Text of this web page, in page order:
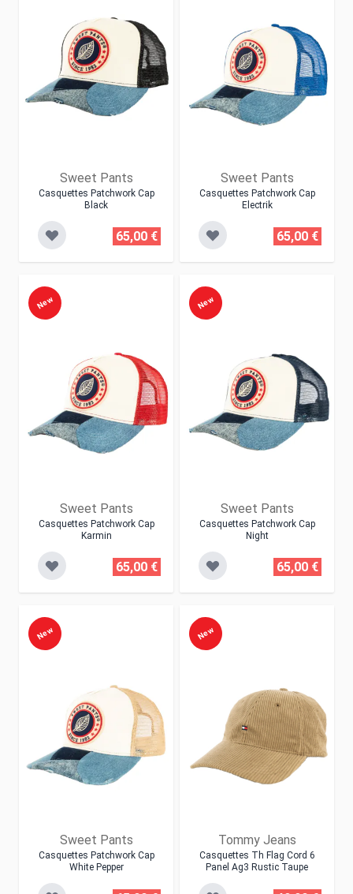
Sweet Pants
Casquettes Patchwork Cap
Black
65,00 €
Sweet Pants
Casquettes Patchwork Cap
Electrik
65,00 €
Sweet Pants
Casquettes Patchwork Cap
Karmin
New
65,00 €
Sweet Pants
Casquettes Patchwork Cap
Night
New
65,00 €
Sweet Pants
Casquettes Patchwork Cap
White Pepper
New
Tommy Jeans
Casquettes Th Flag Cord 6
Panel Ag3 Rustic Taupe
New